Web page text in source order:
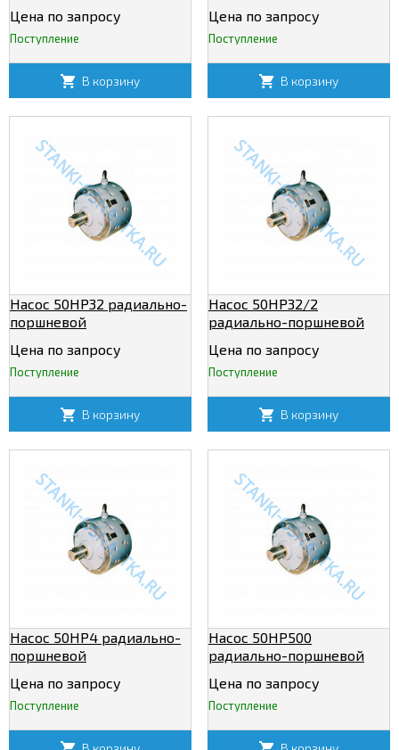
Цена по запросу
Поступление
В корзину
Цена по запросу
Поступление
В корзину
Насос 50НР32 радиально-
поршневой
Цена по запросу
Поступление
В корзину
Насос 50НР32/2
радиально-поршневой
Цена по запросу
Поступление
В корзину
Насос 50НР4 радиально-
поршневой
Цена по запросу
Поступление
Насос 50НР500
радиально-поршневой
Цена по запросу
Поступление